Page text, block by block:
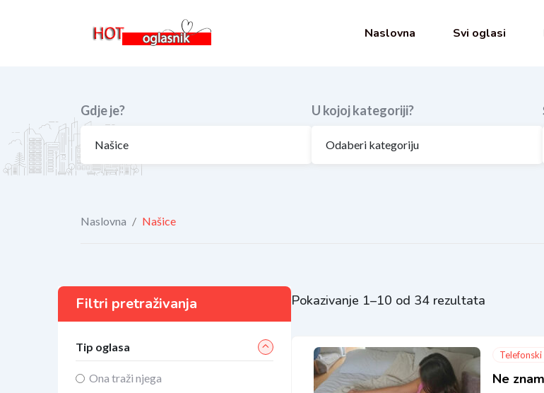
Naslovna Svi oglasi
Gdje je? U kojoj kategoriji?
Naslovna / Našice
Pokazivanje 1–10 od 34 rezultata
Telefonski
Ne
Filtri pretraživanja
Tip oglasa
Ona traži njega